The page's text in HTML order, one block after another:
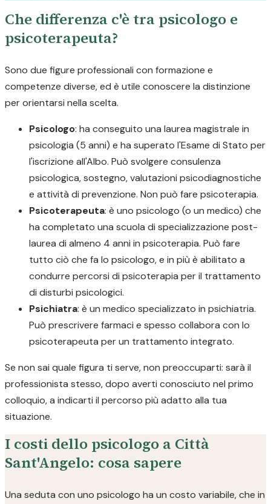
Che differenza c'è tra psicologo e
psicoterapeuta?
Sono due figure professionali con formazione e
competenze diverse, ed è utile conoscere la distinzione
per orientarsi nella scelta.
Psicologo: ha conseguito una laurea magistrale in
psicologia (5 anni) e ha superato l'Esame di Stato per
l'iscrizione all'Albo. Può svolgere consulenza
psicologica, sostegno, valutazioni psicodiagnostiche
e attività di prevenzione. Non può fare psicoterapia.
Psicoterapeuta: è uno psicologo (o un medico) che
ha completato una scuola di specializzazione post-
laurea di almeno 4 anni in psicoterapia. Può fare
tutto ciò che fa lo psicologo, e in più è abilitato a
condurre percorsi di psicoterapia per il trattamento
di disturbi psicologici.
Psichiatra: è un medico specializzato in psichiatria.
Può prescrivere farmaci e spesso collabora con lo
psicoterapeuta per un trattamento integrato.
Se non sai quale figura ti serve, non preoccuparti: sarà il
professionista stesso, dopo averti conosciuto nel primo
colloquio, a indicarti il percorso più adatto alla tua
situazione.
I costi dello psicologo a Città
Sant'Angelo: cosa sapere
Una seduta con uno psicologo ha un costo variabile, che in